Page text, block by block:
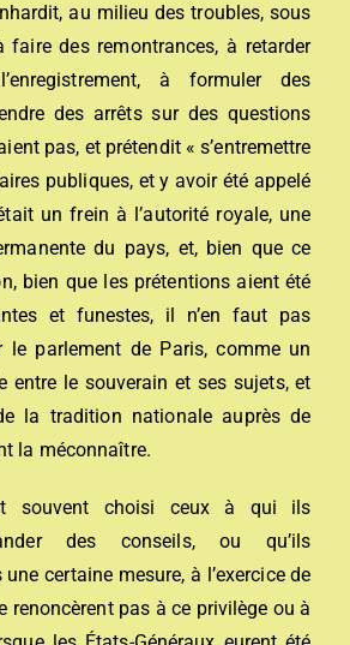
au milieu des troubles, sous
faire des remontrances, à retarder
à formuler des
des arrêts sur des questions
pas, et prétendit « s’entremettre
publiques, et y avoir été appelé
un frein à l’autorité royale, une
du pays, et, bien que ce
bien que les prétentions aient été
et funestes, il n’en faut pas
le parlement de Paris, comme un
entre le souverain et ses sujets, et
la tradition nationale auprès de
la méconnaître.
souvent choisi ceux à qui ils
des conseils, ou qu’ils
certaine mesure, à l’exercice de
renoncèrent pas à ce privilège ou à